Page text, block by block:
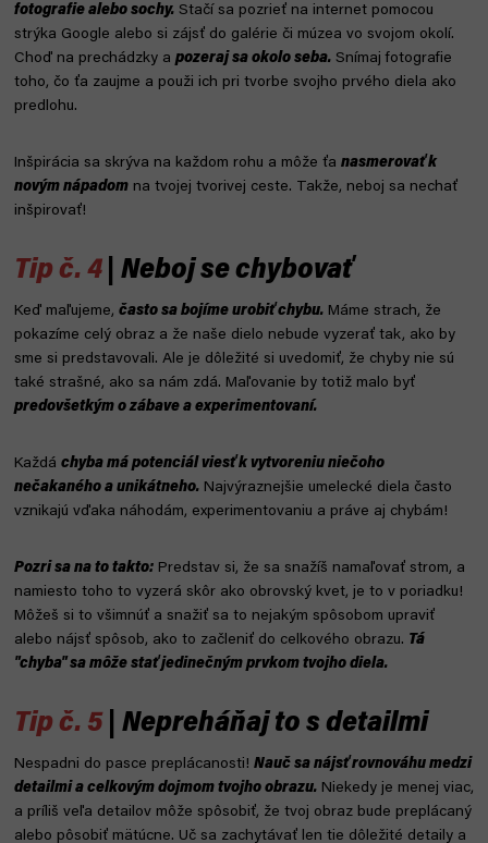
fotografie alebo sochy. Stačí sa pozrieť na internet pomocou
strýka Google alebo si zájsť do galérie či múzea vo svojom okolí.
Choď na prechádzky a pozeraj sa okolo seba. Snímaj fotografie
toho, čo ťa zaujme a použi ich pri tvorbe svojho prvého diela ako
predlohu.
Inšpirácia sa skrýva na každom rohu a môže ťa nasmerovať k
novým nápadom na tvojej tvorivej ceste. Takže, neboj sa nechať
inšpirovať!
Tip č. 4 | Neboj se chybovať
Keď maľujeme, často sa bojíme urobiť chybu. Máme strach, že
pokazíme celý obraz a že naše dielo nebude vyzerať tak, ako by
sme si predstavovali. Ale je dôležité si uvedomiť, že chyby nie sú
také strašné, ako sa nám zdá. Maľovanie by totiž malo byť
predovšetkým o zábave a experimentovaní.
Každá chyba má potenciál viesť k vytvoreniu niečoho
nečakaného a unikátneho. Najvýraznejšie umelecké diela často
vznikajú vďaka náhodám, experimentovaniu a práve aj chybám!
Pozri sa na to takto: Predstav si, že sa snažíš namaľovať strom, a
namiesto toho to vyzerá skôr ako obrovský kvet, je to v poriadku!
Môžeš si to všimnúť a snažiť sa to nejakým spôsobom upraviť
alebo nájsť spôsob, ako to začleniť do celkového obrazu. Tá
"chyba" sa môže stať jedinečným prvkom tvojho diela.
Tip č. 5 | Nepreháňaj to s detailmi
Nespadni do pasce preplácanosti! Nauč sa nájsť rovnováhu medzi
detailmi a celkovým dojmom tvojho obrazu. Niekedy je menej viac,
a príliš veľa detailov môže spôsobiť, že tvoj obraz bude preplácaný
alebo pôsobiť mätúcne. Uč sa zachytávať len tie dôležité detaily a